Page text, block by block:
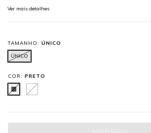
Ver mais detalhes
TAMANHO: ÚNICO
ÚNICO
COR: PRETO